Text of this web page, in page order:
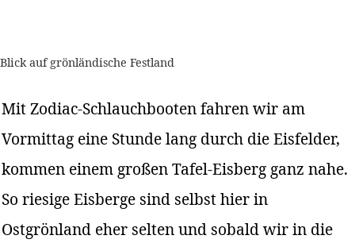
Blick auf grönländische Festland
Mit Zodiac-Schlauchbooten fahren wir am
Vormittag eine Stunde lang durch die Eisfelder,
kommen einem großen Tafel-Eisberg ganz nahe.
So riesige Eisberge sind selbst hier in
Ostgrönland eher selten und sobald wir in die